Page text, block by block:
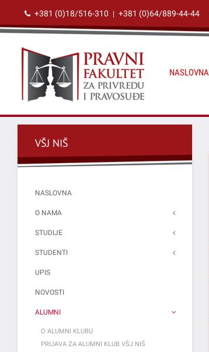
+381 (0)18/516-310 | +381 (0)64/889-44-44
NASLOVNA
VŠJ NIŠ
NASLOVNA
O NAMA
STUDIJE
STUDENTI
UPIS
NOVOSTI
ALUMNI
O ALUMNI KLUBU
PRIJAVA ZA ALUMNI KLUB VŠJ NIŠ